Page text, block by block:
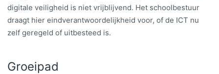
digitale veiligheid is niet vrijblijvend. Het schoolbestuur
draagt hier eindverantwoordelijkheid voor, of de ICT nu
zelf geregeld of uitbesteed is.
Groeipad